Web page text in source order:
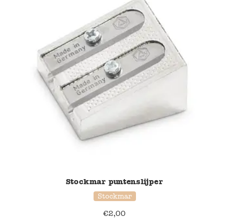
Stockmar puntenslijper
Stockmar
€2,00